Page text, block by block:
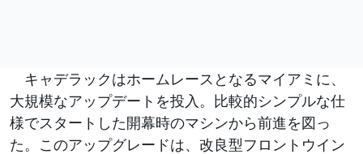
キャデラックはホームレースとなるマイアミに、
大規模なアップデートを投入。比較的シンプルな仕
様でスタートした開幕時のマシンから前進を図っ
た。このアップグレードは、改良型フロントウイン